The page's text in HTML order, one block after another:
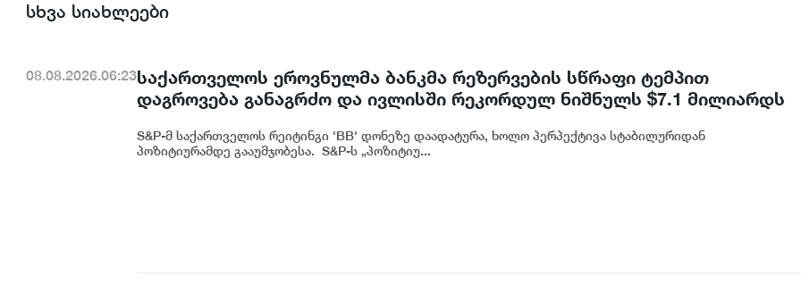
სხვა სიახლეები
08.08.2026.06:23საქართველოს ეროვნულმა ბანკმა რეზერვების სწრაფი ტემპით
დაგროვება განაგრძო და ივლისში რეკორდულ ნიშნულს $7.1 მილიარდს
S&P-მ საქართველოს რეიტინგი 'BB' დონეზე დაადატურა, ხოლო პერპექტივა სტაბილურიდან
პოზიტიურამდე გააუმჯობესა. S&P-ს „პოზიტიუ...